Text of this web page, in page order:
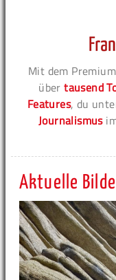
Mit dem
übertausend
Features, du
Journalismus
Aktuelle